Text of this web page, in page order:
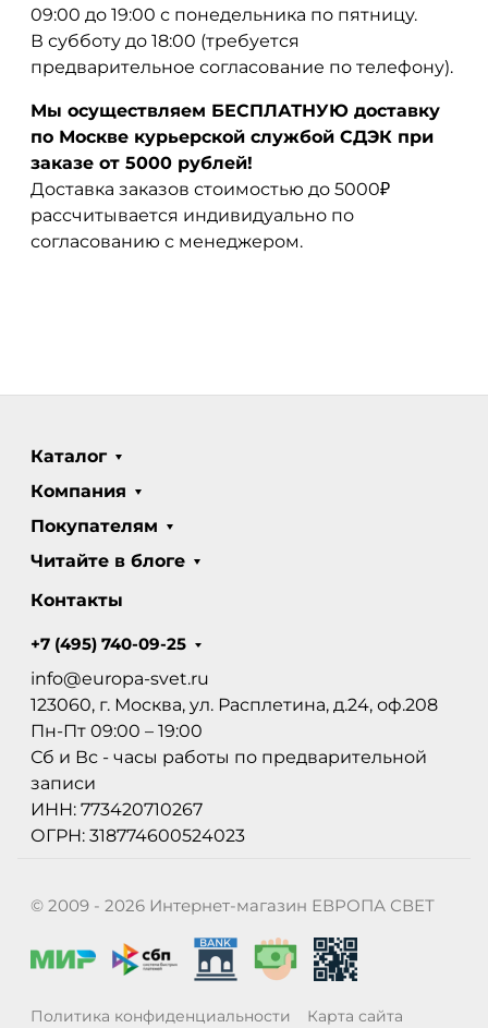
09:00 до 19:00 с понедельника по пятницу.
В субботу до 18:00 (требуется
предварительное согласование по телефону).
Мы осуществляем БЕСПЛАТНУЮ доставку
по Москве курьерской службой СДЭК при
заказе от 5000 рублей!
Доставка заказов стоимостью до 5000₽
рассчитывается индивидуально по
согласованию с менеджером.
Каталог
Компания
Покупателям
Читайте в блоге
Контакты
+7 (495) 740-09-25
info@europa-svet.ru
123060, г. Москва, ул. Расплетина, д.24, оф.208
Пн-Пт 09:00 – 19:00
Сб и Вс - часы работы по предварительной
записи
ИНН: 773420710267
ОГРН: 318774600524023
© 2009 - 2026 Интернет-магазин ЕВРОПА СВЕТ
Политика конфиденциальности Карта сайта